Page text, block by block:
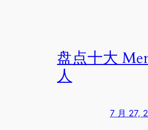
盘点十大
人
7 月 27,